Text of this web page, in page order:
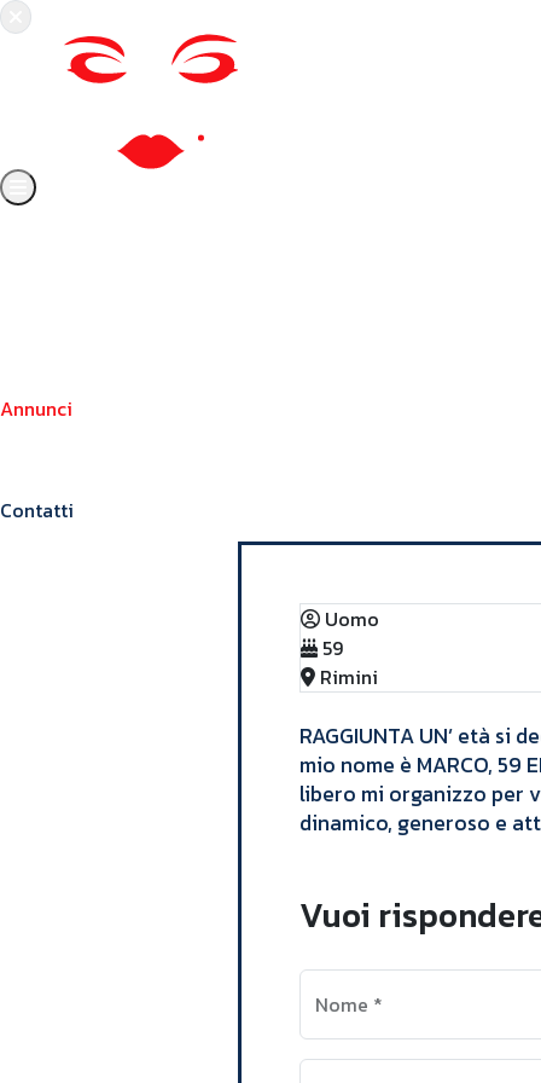
Annunci
Contatti
Uomo
59
Rimini
​RAGGIUNTA UN’ età
mio nome è MARCO,
libero mi organizzo per
dinamico, generoso e
Vuoi
Nome *